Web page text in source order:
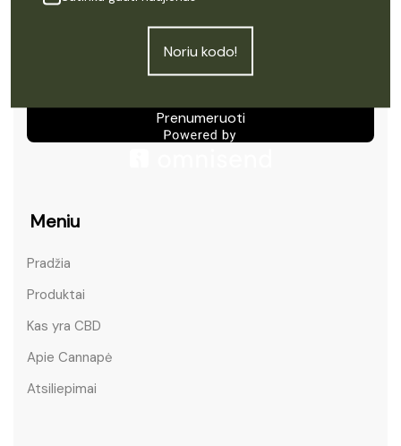
Prenumeruoti
Meniu
Pradžia
Produktai
Kas yra CBD
Apie Cannapė
Atsiliepimai
Noriu kodo!